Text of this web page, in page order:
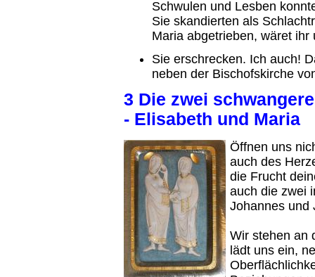
Schwulen und Lesben
Sie skandierten als
Maria abgetrieben, wäret ihr
Sie erschrecken. Ich auch!
neben der Bischofskirche
3 Die zwei
- Elisabeth und Maria
Öffnen uns
auch des
die Frucht
auch die zwei
Johannes und
Wir stehen an
lädt uns ein,